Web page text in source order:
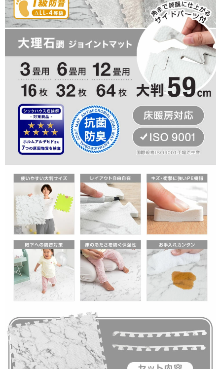
商品の見た目にお喜びいただけ、安心いたしました。
これからもお客様にご満足いただけるよう努力して参りま
す。
またのご来店心よりお待ちしております。
03/26/2026
子供のおもちゃ部屋に購入！
とてもよかったです！
スキマもなく綺麗にしけました！
>>タンスのゲンが返信しました
この度は、タンスのゲンをご利用いただき誠にありがとう
ございます。
当商品がお客様のお役に立てたようで大変うれしく思って
おります。
ご愛用いただけましたら幸いです。
またのご利用、心よりお待ちしております。
≫もっと見る≪